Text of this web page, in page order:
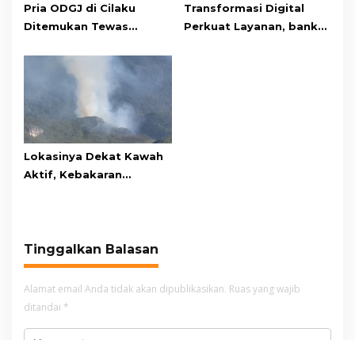
Pria ODGJ di Cilaku
Ditemukan Tewas
Transformasi Digital
Perkuat Layanan, bank
Lokasinya Dekat Kawah
Aktif, Kebakaran
Tinggalkan Balasan
Alamat email Anda tidak akan dipublikasikan. Ruas yang wajib
ditandai *